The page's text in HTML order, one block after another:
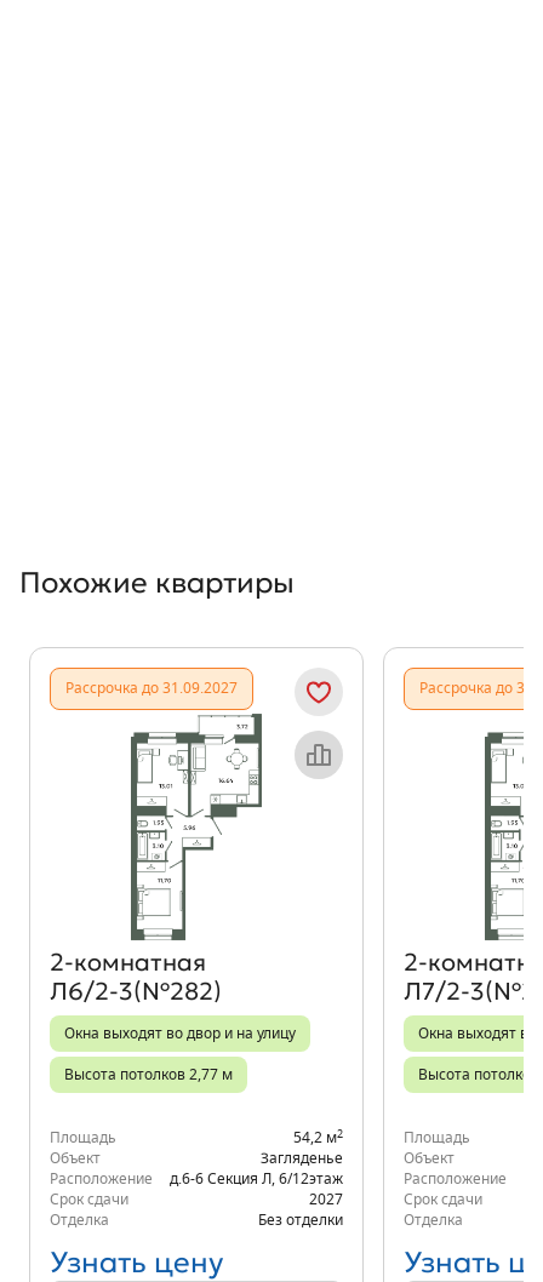
Похожие квартиры
Рассрочка до 31.09.2027
Объект месяца
2‑комнатная
Л6/2-3(№282)
Окна выходят во двор и на улицу
Высота потолков 2,77 м
Площадь 54,2 м2
Объект
Загляденье
Расположение
д.6-6 Секция Л 6/12этаж
Срок сдачи
2027
Отделка
Без отделки
Узнать цену
Рассрочка до
Л7/2-
Окна выходят во
Высота
Площадь
Объект
Расположение
Срок сдачи
Отделка
Узнать